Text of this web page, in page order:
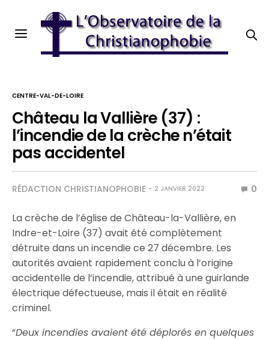
CENTRE-VAL-DE-LOIRE
Château la Vallière (37) :
l’incendie de la crèche n’était
pas accidentel
RÉDACTION CHRISTIANOPHOBIE 2 JANVIER 2022 0
La crèche de l’église de Château-la-Vallière, en
Indre-et-Loire (37) avait été complètement
détruite dans un incendie ce 27 décembre. Les
autorités avaient rapidement conclu à l’origine
accidentelle de l’incendie, attribué à une guirlande
électrique défectueuse, mais il était en réalité
criminel.
“Deux incendies avaient été déplorés en quelques